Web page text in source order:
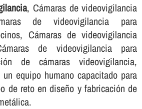
, Cámaras de videovigilancia
de videovigilancia para
Cámaras de videovigilancia
de videovigilancia para
de cámaras videovigilancia,
equipo humano capacitado para
de reto en diseño y fabricación de